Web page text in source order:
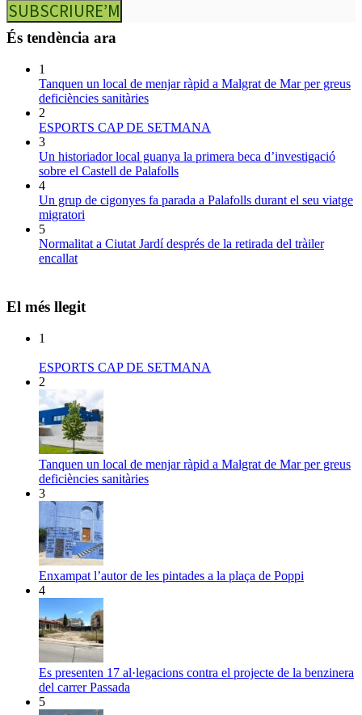
SUBSCRIURE’M
És tendència ara
1
Tanquen un local de menjar ràpid a Malgrat de Mar per greus
deficiències sanitàries
2
ESPORTS CAP DE SETMANA
3
Un historiador local guanya la primera beca d’investigació
sobre el Castell de Palafolls
4
Un grup de cigonyes fa parada a Palafolls durant el seu viatge
migratori
5
Normalitat a Ciutat Jardí després de la retirada del tràiler
encallat
El més llegit
1
ESPORTS CAP DE SETMANA
2
Tanquen un local de menjar ràpid a Malgrat de Mar per greus
deficiències sanitàries
3
Enxampat l’autor de les pintades a la plaça de Poppi
4
Es presenten 17 al·legacions contra el projecte de la benzinera
del carrer Passada
5